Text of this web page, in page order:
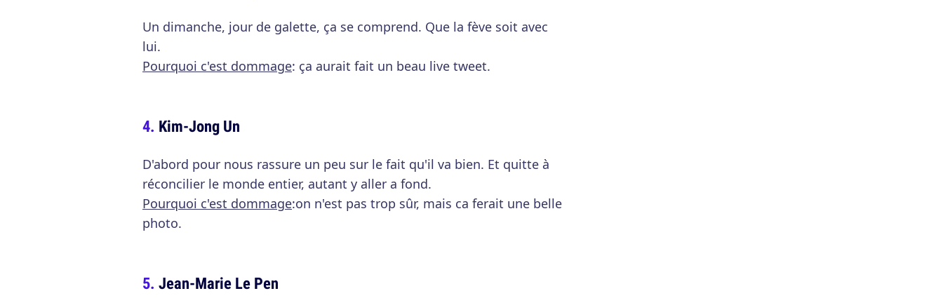
Un dimanche, jour de galette, ça se comprend. Que la fève soit avec
lui.
Pourquoi c'est dommage: ça aurait fait un beau live tweet.
Kim-Jong Un
D'abord pour nous rassure un peu sur le fait qu'il va bien. Et quitte à
réconcilier le monde entier, autant y aller a fond.
Pourquoi c'est dommage:on n'est pas trop sûr, mais ca ferait une belle
photo.
Jean-Marie Le Pen